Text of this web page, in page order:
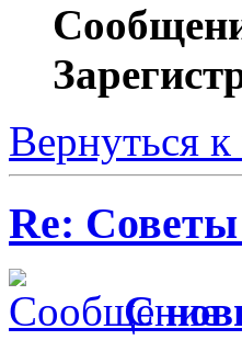
Вернуться к
Re: Советы
С